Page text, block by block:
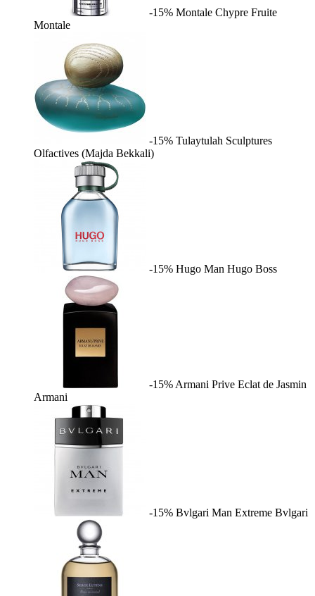
-15% Montale Chypre Fruite
Montale
-15% Tulaytulah Sculptures
Olfactives (Majda Bekkali)
-15% Hugo Man Hugo Boss
-15% Armani Prive Eclat de Jasmin
Armani
-15% Bvlgari Man Extreme Bvlgari